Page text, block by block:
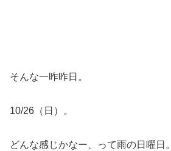
そんな一昨昨日。
10/26（日）。
どんな感じかなー、って雨の日曜日。